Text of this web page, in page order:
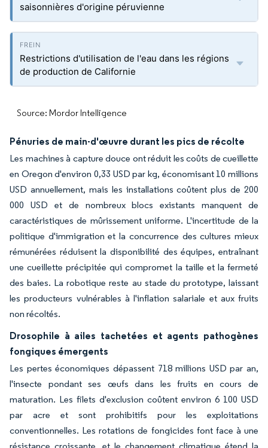
saisonnières d'origine péruvienne
Restrictions d'utilisation de l'eau dans les régions
de production de Californie
Source: Mordor Intelligence
Pénuries de main-d'œuvre durant les pics de récolte
Les machines à capture douce ont réduit les coûts de cueillette
en Oregon d'environ 0,33 USD par kg, économisant 10 millions
USD annuellement, mais les installations coûtent plus de 200
000 USD et de nombreux blocs existants manquent de
caractéristiques de mûrissement uniforme. L'incertitude de la
politique d'immigration et la concurrence des cultures mieux
rémunérées réduisent la disponibilité des équipes, entraînant
une cueillette précipitée qui compromet la taille et la fermeté
des baies. La robotique reste au stade du prototype, laissant
les producteurs vulnérables à l'inflation salariale et aux fruits
non récoltés.
Drosophile à ailes tachetées et agents pathogènes
fongiques émergents
Les pertes économiques dépassent 718 millions USD par an,
l'insecte pondant ses œufs dans les fruits en cours de
maturation. Les filets d'exclusion coûtent environ 6 100 USD
par acre et sont prohibitifs pour les exploitations
conventionnelles. Les rotations de fongicides font face à une